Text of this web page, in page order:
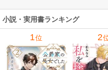
した
小説・実用書ランキング
1位 2